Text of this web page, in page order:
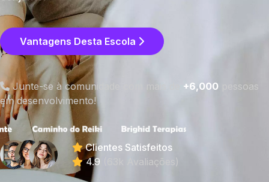
Vantagens Desta Escola
Junte-se à comunidade com mais de +6,000 pessoas
em desenvolvimento!
Clientes Satisfeitos
4.9
(63k Avaliações)